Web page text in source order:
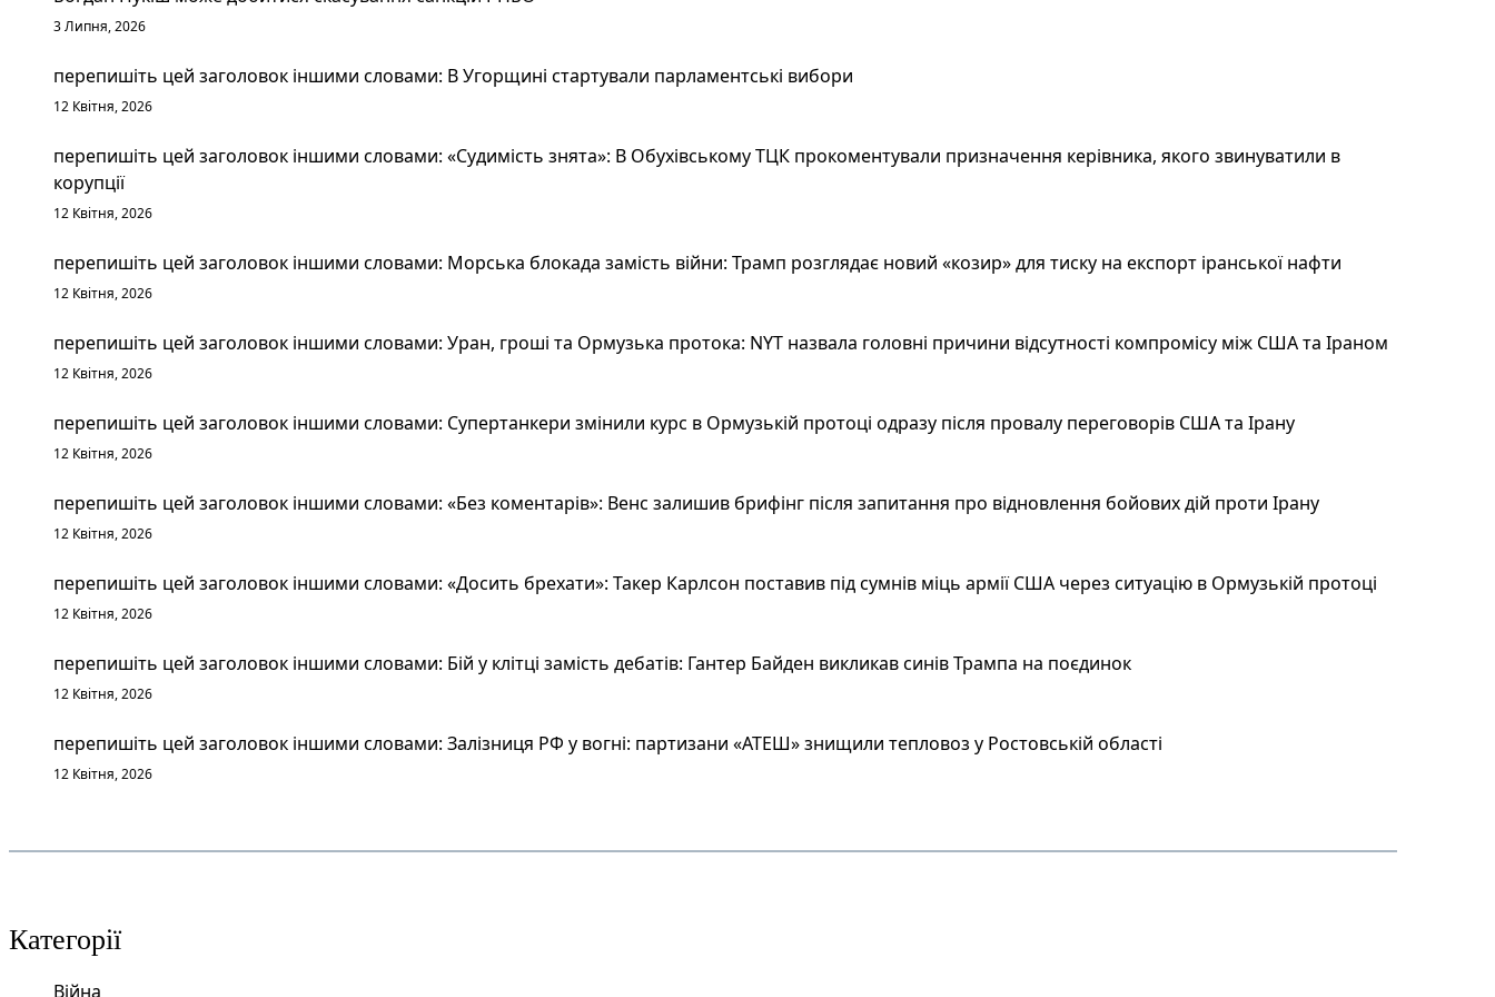
3 Липня, 2026
перепишіть цей заголовок іншими словами: В Угорщині стартували парламентські вибори
12 Квітня, 2026
перепишіть цей заголовок іншими словами: «Судимість знята»: В Обухівському ТЦК прокоментували призначення керівника, якого звинуватили в
корупції
12 Квітня, 2026
перепишіть цей заголовок іншими словами: Морська блокада замість війни: Трамп розглядає новий «козир» для тиску на експорт іранської нафти
12 Квітня, 2026
перепишіть цей заголовок іншими словами: Уран, гроші та Ормузька протока: NYT назвала головні причини відсутності компромісу між США та Іраном
12 Квітня, 2026
перепишіть цей заголовок іншими словами: Супертанкери змінили курс в Ормузькій протоці одразу після провалу переговорів США та Ірану
12 Квітня, 2026
перепишіть цей заголовок іншими словами: «Без коментарів»: Венс залишив брифінг після запитання про відновлення бойових дій проти Ірану
12 Квітня, 2026
перепишіть цей заголовок іншими словами: «Досить брехати»: Такер Карлсон поставив під сумнів міць армії США через ситуацію в Ормузькій протоці
12 Квітня, 2026
перепишіть цей заголовок іншими словами: Бій у клітці замість дебатів: Гантер Байден викликав синів Трампа на поєдинок
12 Квітня, 2026
перепишіть цей заголовок іншими словами: Залізниця РФ у вогні: партизани «АТЕШ» знищили тепловоз у Ростовській області
12 Квітня, 2026
Категорії
Війна